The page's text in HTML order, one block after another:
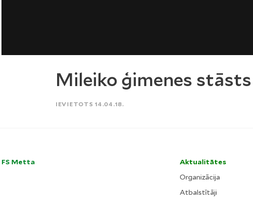
Mileiko ģimenes stāsts
IEVIETOTS 14.04.18.
FS Metta
Aktualitātes
Organizācija
Atbalstītāji